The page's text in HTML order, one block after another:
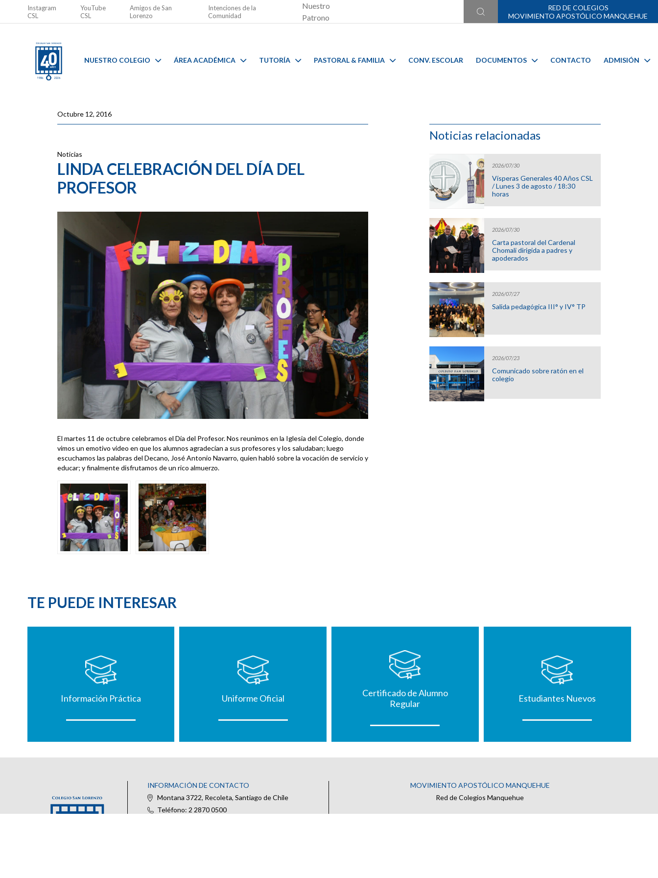
Instagram
CSL
YouTube
CSL
Amigos de San
Lorenzo
Intenciones de la
Comunidad
Nuestro
Patrono
RED DE COLEGIOS
MOVIMIENTO APOSTÓLICO MANQUEHUE
NUESTRO COLEGIO ÁREA ACADÉMICA TUTORÍA PASTORAL & FAMILIA CONV. ESCOLAR DOCUMENTOS CONTACTO ADMISIÓN
Octubre 12, 2016
Noticias
LINDA CELEBRACIÓN DEL DÍA DEL
PROFESOR
El martes 11 de octubre celebramos el Día del Profesor. Nos reunimos en la Iglesia del Colegio, donde
vimos un emotivo video en que los alumnos agradecían a sus profesores y los saludaban; luego
escuchamos las palabras del Decano, José Antonio Navarro, quien habló sobre la vocación de servicio y
educar; y finalmente disfrutamos de un rico almuerzo.
Noticias relacionadas
2026/07/30
Vísperas Generales 40 Años CSL
/ Lunes 3 de agosto / 18:30
horas
2026/07/30
Carta pastoral del Cardenal
Chomali dirigida a padres y
apoderados
2026/07/27
Salida pedagógica III° y IV° TP
2026/07/23
Comunicado sobre ratón en el
colegio
TE PUEDE INTERESAR
Información Práctica Uniforme Oficial
Certificado de Alumno
Regular
Estudiantes Nuevos
INFORMACIÓN DE CONTACTO
Montana 3722, Recoleta, Santiago de Chile
Teléfono: 2 2870 0500
MOVIMIENTO APOSTÓLICO MANQUEHUE
Red de Colegios Manquehue